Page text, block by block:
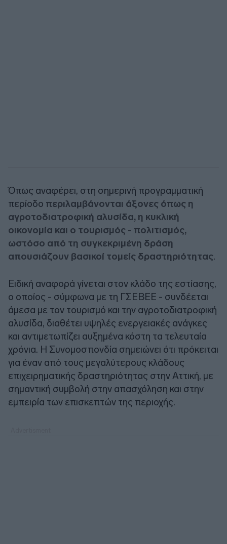
Όπως αναφέρει, στη σημερινή προγραμματική
περίοδο περιλαμβάνονται άξονες όπως η
αγροτοδιατροφική αλυσίδα, η κυκλική
οικονομία και ο τουρισμός - πολιτισμός,
ωστόσο από τη συγκεκριμένη δράση
απουσιάζουν βασικοί τομείς δραστηριότητας.
Ειδική αναφορά γίνεται στον κλάδο της εστίασης,
ο οποίος - σύμφωνα με τη ΓΣΕΒΕΕ - συνδέεται
άμεσα με τον τουρισμό και την αγροτοδιατροφική
αλυσίδα, διαθέτει υψηλές ενεργειακές ανάγκες
και αντιμετωπίζει αυξημένα κόστη τα τελευταία
χρόνια. Η Συνομοσπονδία σημειώνει ότι πρόκειται
για έναν από τους μεγαλύτερους κλάδους
επιχειρηματικής δραστηριότητας στην Αττική, με
σημαντική συμβολή στην απασχόληση και στην
εμπειρία των επισκεπτών της περιοχής.